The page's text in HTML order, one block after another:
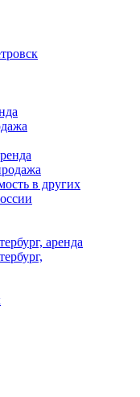
в других
аренда